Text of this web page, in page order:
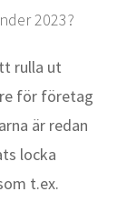
2023?
rulla ut
för företag
är redan
locka
t.ex.